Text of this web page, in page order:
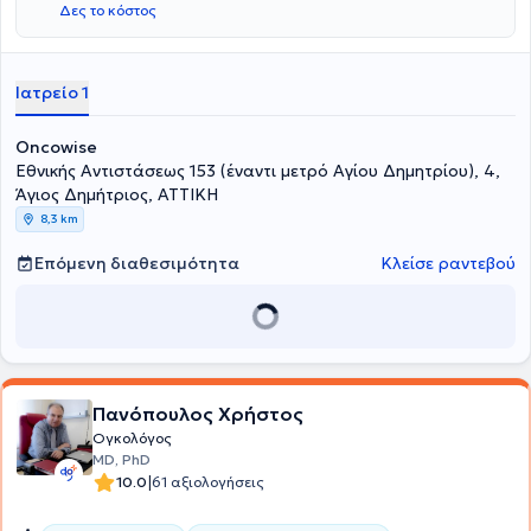
Δες το κόστος
Ιατρείο 1
Oncowise
Εθνικής Αντιστάσεως 153 (έναντι μετρό Αγίου Δημητρίου), 4,
Άγιος Δημήτριος, ΑΤΤΙΚΗ
8,3 km
Επόμενη διαθεσιμότητα Κλείσε ραντεβού
Πανόπουλος Χρήστος
Ογκολόγος
MD, PhD
10.0|61 αξιολογήσεις